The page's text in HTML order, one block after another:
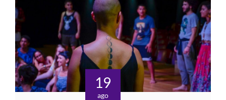
19
ago